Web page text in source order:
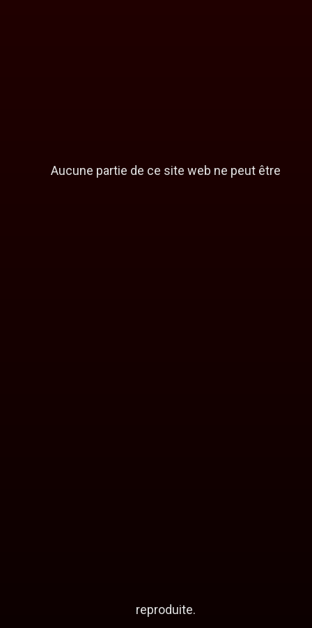
Aucune partie de ce site web ne peut être
reproduite.